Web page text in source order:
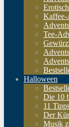
Kaffee-
Tee-
Halloween
Die 10
11
Der
Musik